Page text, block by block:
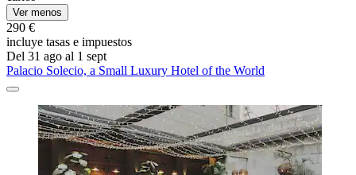
Ver menos
290 €
incluye tasas e impuestos
Del 31 ago al 1 sept
Palacio Solecio, a Small Luxury Hotel of the World